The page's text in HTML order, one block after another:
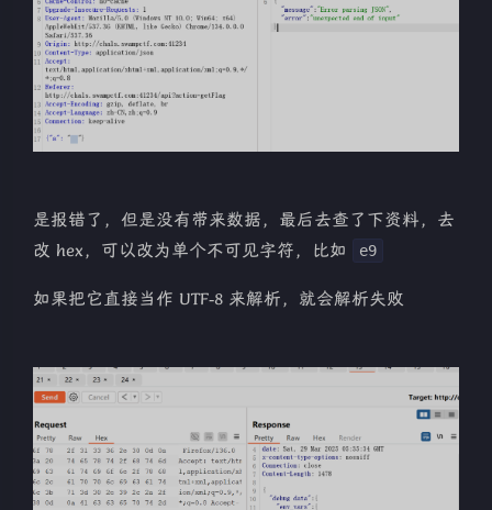
是报错了，但是没有带来数据，最后去查了下资料，去
改 hex，可以改为单个不可见字符，比如
e9
如果把它直接当作 UTF‑8 来解析，就会解析失败